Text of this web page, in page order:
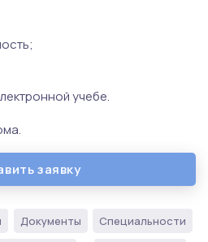
учебе.
заявку
Документы Специальности